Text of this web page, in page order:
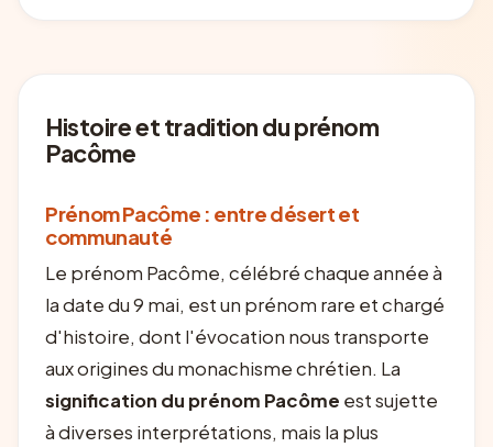
Histoire et tradition du prénom
Pacôme
Prénom Pacôme : entre désert et
communauté
Le prénom Pacôme, célébré chaque année à
la date du 9 mai, est un prénom rare et chargé
d'histoire, dont l'évocation nous transporte
aux origines du monachisme chrétien. La
signification du prénom Pacôme est sujette
à diverses interprétations, mais la plus